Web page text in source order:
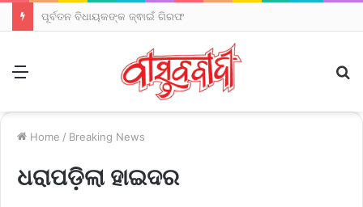
ପୂର୍ବତନ ବିଧାୟକଙ୍କ ଜ୍ଵାଇଁ ଗିରଫ
Home / Breaking News
ଧରାପଡ଼ିଲା ହାଇଦର